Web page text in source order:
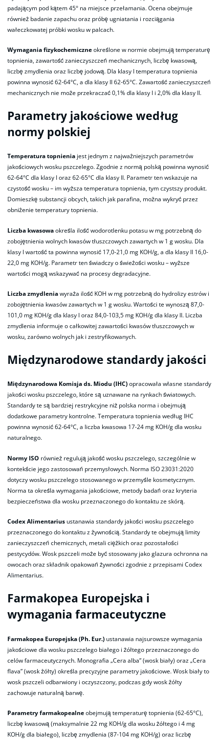
padającym pod kątem 45° na miejsce przełamania. Ocena obejmuje
również badanie zapachu oraz próbę ugniatania i rozciągania
wałeczkowatej próbki wosku w palcach.
Wymagania fizykochemiczneokreślone w normie obejmują temperaturę
topnienia, zawartość zanieczyszczeń mechanicznych, liczbę kwasową,
liczbę zmydlenia oraz liczbę jodową. Dla klasy I temperatura topnienia
powinna wynosić 62-64°C, a dla klasy II 62-65°C. Zawartość zanieczyszczeń
mechanicznych nie może przekraczać 0,1% dla klasy I i 2,0% dla klasy II.
Parametry jakościowe według
normy polskiej
Temperatura topnienia jest jednym z najważniejszych parametrów
jakościowych wosku pszczelego. Zgodnie z normą polską powinna wynosić
62-64°C dla klasy I oraz 62-65°C dla klasy II. Parametr ten wskazuje na
czystość wosku – im wyższa temperatura topnienia, tym czystszy produkt.
Domieszkę substancji obcych, takich jak parafina, można wykryć przez
obniżenie temperatury topnienia.
Liczba kwasowaokreśla ilość wodorotlenku potasu w mg potrzebną do
zobojętnienia wolnych kwasów tłuszczowych zawartych w 1 g wosku. Dla
klasy I wartość ta powinna wynosić 17,0-21,0 mg KOH/g, a dla klasy II 16,0-
22,0 mg KOH/g. Parametr ten świadczy o świeżości wosku – wyższe
wartości mogą wskazywać na procesy degradacyjne.
Liczba zmydleniawyraża ilość KOH w mg potrzebną do hydrolizy estrów i
zobojętnienia kwasów zawartych w 1 g wosku. Wartości te wynoszą 87,0-
101,0 mg KOH/g dla klasy I oraz 84,0-103,5 mg KOH/g dla klasy II. Liczba
zmydlenia informuje o całkowitej zawartości kwasów tłuszczowych w
wosku, zarówno wolnych jak i zestryfikowanych.
Międzynarodowe standardy jakości
Międzynarodowa Komisja ds. Miodu (IHC)opracowała własne standardy
jakości wosku pszczelego, które są uznawane na rynkach światowych.
Standardy te są bardziej restrykcyjne niż polska norma i obejmują
dodatkowe parametry kontrolne. Temperatura topnienia według IHC
powinna wynosić 62-64°C, a liczba kwasowa 17-24 mg KOH/g dla wosku
naturalnego.
Normy ISO również regulują jakość wosku pszczelego, szczególnie w
kontekście jego zastosowań przemysłowych. Norma ISO 23031:2020
dotyczy wosku pszczelego stosowanego w przemyśle kosmetycznym.
Norma ta określa wymagania jakościowe, metody badań oraz kryteria
bezpieczeństwa dla wosku przeznaczonego do kontaktu ze skórą.
Codex Alimentarius ustanawia standardy jakości wosku pszczelego
przeznaczonego do kontaktu z żywnością. Standardy te obejmują limity
zanieczyszczeń chemicznych, metali ciężkich oraz pozostałości
pestycydów. Wosk pszczeli może być stosowany jako glazura ochronna na
owocach oraz składnik opakowań żywności zgodnie z przepisami Codex
Alimentarius.
Farmakopea Europejska i
wymagania farmaceutyczne
Farmakopea Europejska (Ph. Eur.) ustanawia najsurowsze wymagania
jakościowe dla wosku pszczelego białego i żółtego przeznaczonego do
celów farmaceutycznych. Monografia „Cera alba” (wosk biały) oraz „Cera
flava” (wosk żółty) określa precyzyjne parametry jakościowe. Wosk biały to
wosk pszczeli odbarwiony i oczyszczony, podczas gdy wosk żółty
zachowuje naturalną barwę.
Parametry farmakopealneobejmują temperaturę topnienia (62-65°C),
liczbę kwasową (maksymalnie 22 mg KOH/g dla wosku żółtego i 4 mg
KOH/g dla białego), liczbę zmydlenia (87-104 mg KOH/g) oraz liczbę